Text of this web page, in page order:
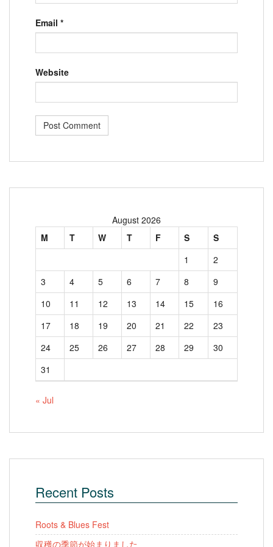
Email *
Website
August 2026
M
T W T F S
S
1
2
3
4 5 6 7 8
9
10
11 12 13 14 15
16
17
18 19 20 21 22
23
24
25 26 27 28 29
30
31
« Jul
Recent Posts
Roots & Blues Fest
収穫の季節が始まりました